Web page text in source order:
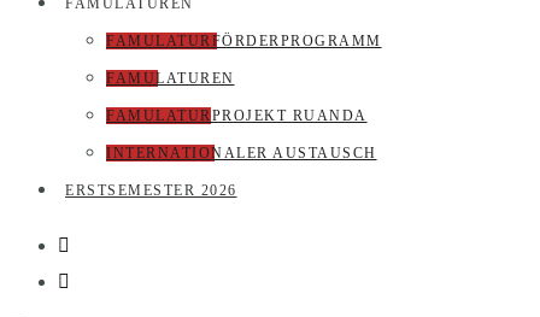
FAMULATUREN
FAMULATURFÖRDERPROGRAMM
FAMULATUREN
FAMULATURPROJEKT RUANDA
INTERNATIONALER AUSTAUSCH
ERSTSEMESTER 2026